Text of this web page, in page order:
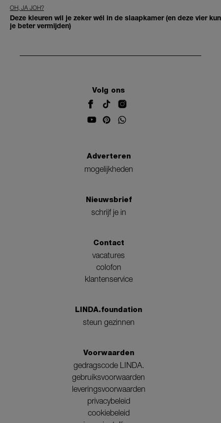
OH, JA JOH?
Deze kleuren wil je zeker wél in de slaapkamer (en deze vier kun
je beter vermijden)
Volg ons
Adverteren
mogelijkheden
Nieuwsbrief
schrijf je in
Contact
vacatures
colofon
klantenservice
LINDA.foundation
steun gezinnen
Voorwaarden
gedragscode LINDA.
gebruiksvoorwaarden
leveringsvoorwaarden
privacybeleid
cookiebeleid